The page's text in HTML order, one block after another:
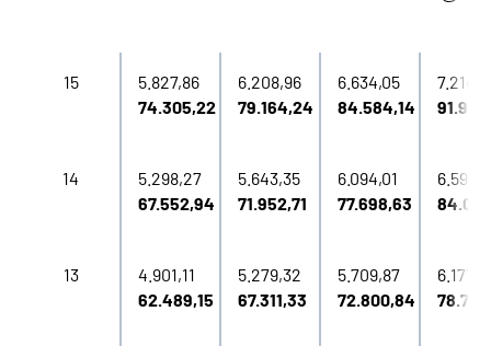
Suche
Mein Kundenportal
15
5.827,86
74.305,22
6.208,96
79.164,24
6.634,05
84.584,14
14
5.298,27
67.552,94
5.643,35
71.952,71
6.094,01
77.698,63
13
4.901,11
62.489,15
5.279,32
67.311,33
5.709,87
72.800,84